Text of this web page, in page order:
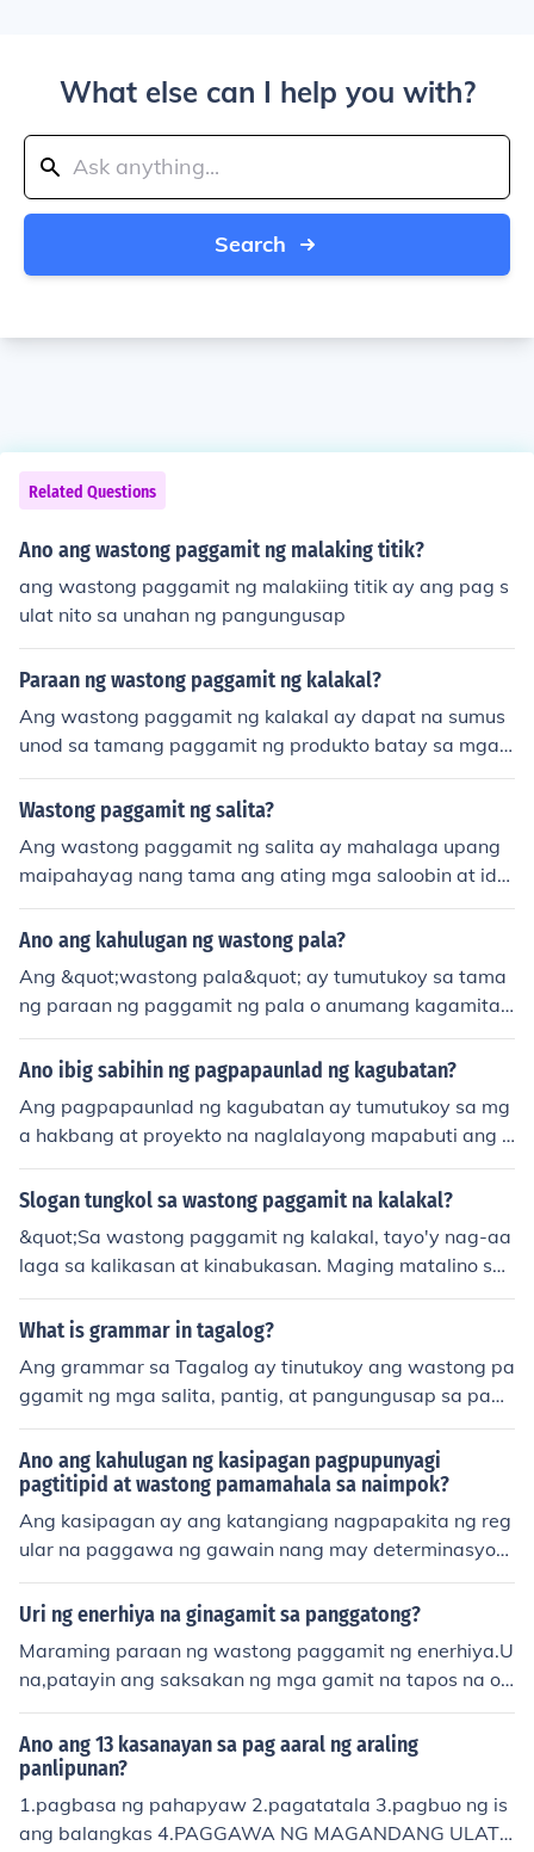
What else can I help you with?
Search
Related Questions
Ano ang wastong paggamit ng malaking titik?
ang wastong paggamit ng malakiing titik ay ang pag s
ulat nito sa unahan ng pangungusap
Paraan ng wastong paggamit ng kalakal?
Ang wastong paggamit ng kalakal ay dapat na sumus
unod sa tamang paggamit ng produkto batay sa mga t
agubilin ng manufacturer. Dapat ding isaalang-alang a
ng proper storage at handling ng kalakal upang mapan
ndin ang mga regulasyon at batas na may kinalaman s
a wastong paggamit ng kalakal.
Wastong paggamit ng salita?
Ang wastong paggamit ng salita ay mahalaga upang
maipahayag nang tama ang ating mga saloobin at ide
ya. Ito ay kinabibilangan ng pag-unawa sa tamang kah
ulugan, gramatika, at konteksto ng mga salita. Sa pam
pagkakaintindihan at nagiging mas epektibo ang komu
nikasyon. Laging isaalang-alang ang audience at layun
in ng mensahe upang mas maging angkop ang mga sal
itang gagamitin.
Ano ang kahulugan ng wastong pala?
Ang &quot;wastong pala&quot; ay tumutukoy sa tama
ng paraan ng paggamit ng pala o anumang kagamitan
sa paghuhukay o paglipat ng lupa. Sa mas malawak n
a konteksto, maaari rin itong sumangguni sa wastong p
mang gawain upang makamit ang mas epektibong res
ulta. Ang wastong pala ay mahalaga upang maiwasan
ang pinsala o hindi wastong pagkakagawa sa isang pr
oyekto.
Ano ibig sabihin ng pagpapaunlad ng kagubatan?
Ang pagpapaunlad ng kagubatan ay tumutukoy sa mg
a hakbang at proyekto na naglalayong mapabuti ang k
ondisyon ng mga kagubatan, mapanatili ang kanilang
biodiversity, at itaguyod ang sustainable na paggamit
gangalaga sa mga endangered species, at pagpapatu
pad ng mga tamang polisiya sa pamamahala ng kagu
batan. Ang layunin nito ay hindi lamang ang protektah
an ang kalikasan kundi pati na rin ang mga komunidad
na umaasa sa mga kagubatan para sa kanilang kabuh
ayan.
Slogan tungkol sa wastong paggamit na kalakal?
&quot;Sa wastong paggamit ng kalakal, tayo'y nag-aa
laga sa kalikasan at kinabukasan. Maging matalino sa
pamimili, iwasan ang sobra at itaguyod ang sustainabi
lity. Sama-sama, tayo'y magtulungan para sa mas mali
What is grammar in tagalog?
Ang grammar sa Tagalog ay tinutukoy ang wastong pa
ggamit ng mga salita, pantig, at pangungusap sa pags
ulat at pangungusap. Ito ay nagtutuon sa tamang pag
gamit ng mga panlapi, pandiwa, pang-uri, at iba pang
bahagi ng pananalita sa Filipino.
Ano ang kahulugan ng kasipagan pagpupunyagi
pagtitipid at wastong pamamahala sa naimpok?
Ang kasipagan ay ang katangiang nagpapakita ng reg
ular na paggawa ng gawain nang may determinasyon
at dedikasyon. Ang pagpupunyagi ay ang pagsusumik
ap na magtagumpay sa anumang layunin o tunguhin. A
ghirapan nang wasto at hindi pag-aaksaya. Ang wast
ong pamamahala sa naimpok ay ang paggamit ng mg
a itinipon nang may tamang pagpaplano at paggamit
para sa hinaharap.
Uri ng enerhiya na ginagamit sa panggatong?
Maraming paraan ng wastong paggamit ng enerhiya.U
na,patayin ang saksakan ng mga gamit na tapos na o
di ginagamit.At marami pang iba...
Ano ang 13 kasanayan sa pag aaral ng araling
panlipunan?
1.pagbasa ng pahapyaw 2.pagatatala 3.pagbuo ng is
ang balangkas 4.PAGGAWA NG MAGANDANG ULAT